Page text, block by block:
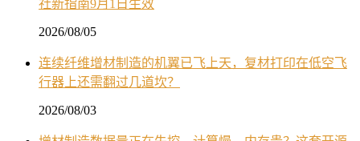
社新指南9月1日生效
2026/08/05
连续纤维增材制造的机翼已飞上天，复材打印在低空飞
行器上还需翻过几道坎？
2026/08/03